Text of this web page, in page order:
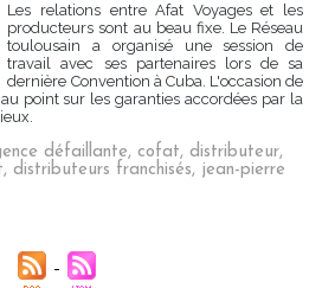
Les relations entre Afat Voyages et les
producteurs sont au beau fixe. Le Réseau
toulousain a organisé une session de
travail avec ses partenaires lors de sa
dernière Convention à Cuba. L'occasion de
point sur les garanties accordées par la
défaillante, cofat, distributeur,
, distributeurs franchisés, jean-pierre